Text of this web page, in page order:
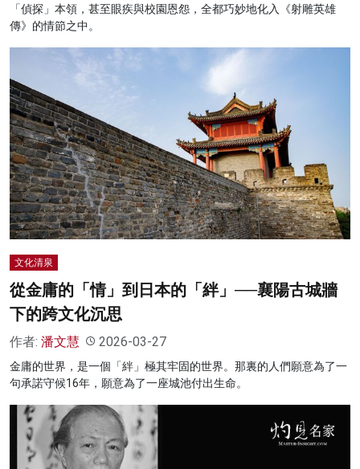
「偵探」本領，甚至眼疾與校園恩怨，全都巧妙地化入《射雕英雄
傳》的情節之中。
文化清泉
從金庸的「情」到日本的「絆」──襄陽古城牆
下的跨文化沉思
作者: 潘文慧 2026-03-27
金庸的世界，是一個「絆」極其牢固的世界。那裏的人們願意為了一
句承諾守候16年，願意為了一座城池付出生命。